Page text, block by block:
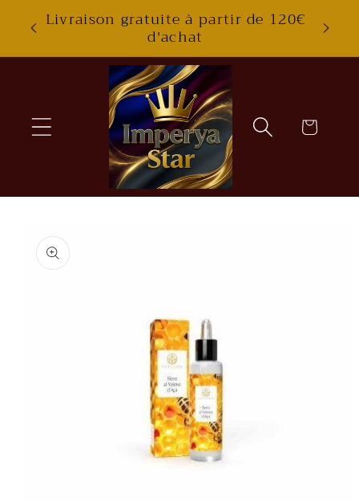
Skip to
content
Livraison gratuite à partir de 120€
d'achat
Cart
product
information